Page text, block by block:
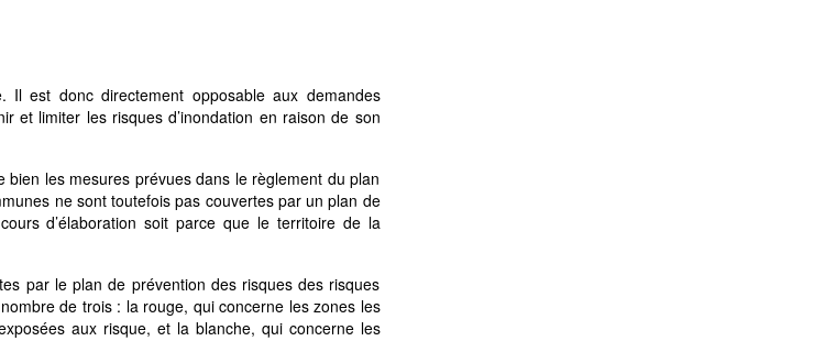
Il est donc directement opposable aux demandes
et limiter les risques d’inondation en raison de son
les mesures prévues dans le règlement du plan
ne sont toutefois pas couvertes par un plan de
d’élaboration soit parce que le territoire de la
par le plan de prévention des risques des risques
de trois : la rouge, qui concerne les zones les
aux risque, et la blanche, qui concerne les